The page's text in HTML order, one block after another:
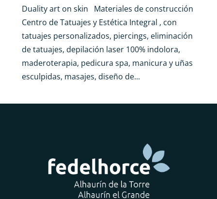
Duality art on skin Materiales de construcción
Centro de Tatuajes y Estética Integral , con
tatuajes personalizados, piercings, eliminación
de tatuajes, depilación laser 100% indolora,
maderoterapia, pedicura spa, manicura y uñas
esculpidas, masajes, diseño de...